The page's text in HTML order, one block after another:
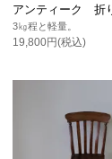
アンティーク 折
3㎏程と軽量。
19,800円(税込)